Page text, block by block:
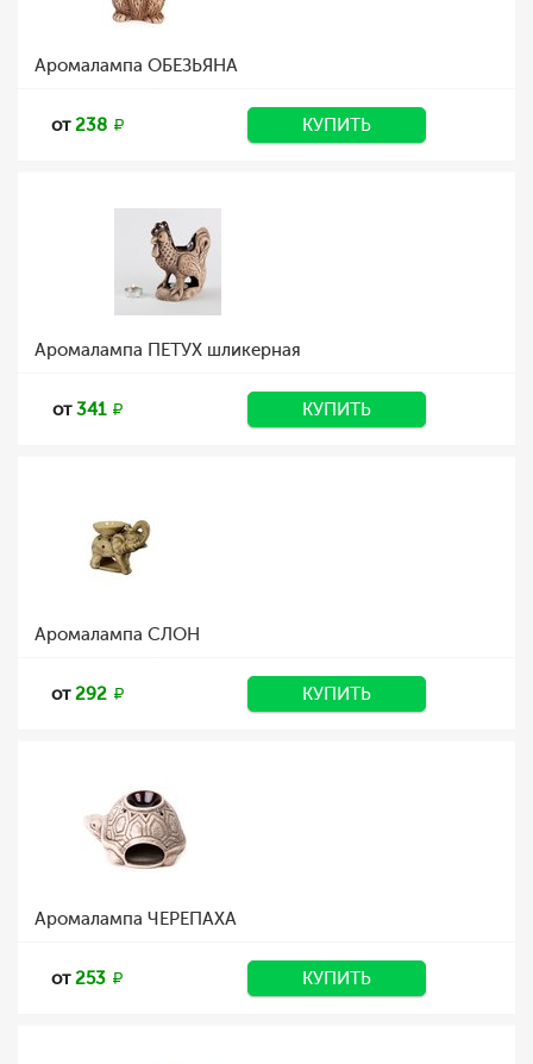
Аромалампа ОБЕЗЬЯНА
от238 КУПИТЬ
Аромалампа ПЕТУХ шликерная
от341 КУПИТЬ
Аромалампа СЛОН
от292 КУПИТЬ
Аромалампа ЧЕРЕПАХА
от253 КУПИТЬ